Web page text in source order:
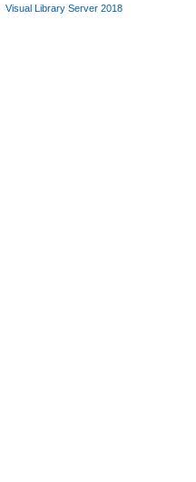
Visual Library Server 2018